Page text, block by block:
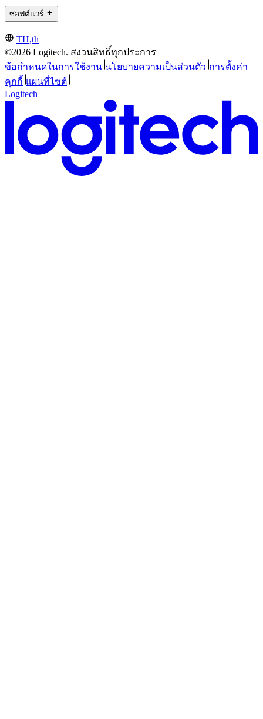
ซอฟต์แวร์
TH,th
©2026 Logitech. สงวนสิทธิ์ทุกประการ
ข้อกำหนดในการใช้งาน นโยบายความเป็นส่วนตัว การตั้งค่า
คุกกี้ แผนที่ไซต์
Logitech